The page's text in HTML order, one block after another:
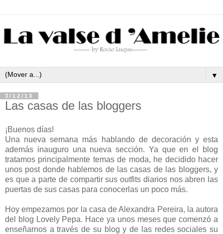
▼
3/12/13
Las casas de las bloggers
¡Buenos días!
Una nueva semana más hablando de decoración y esta
además inauguro una nueva sección. Ya que en el blog
tratamos principalmente temas de moda, he decidido hacer
unos post donde hablemos de las casas de las bloggers, y
es que a parte de compartir sus outfits diarios nos abren las
puertas de sus casas para conocerlas un poco más.
Hoy empezamos por la casa de Alexandra Pereira, la autora
del blog Lovely Pepa. Hace ya unos meses que comenzó a
enseñarnos a través de su blog y de las redes sociales su